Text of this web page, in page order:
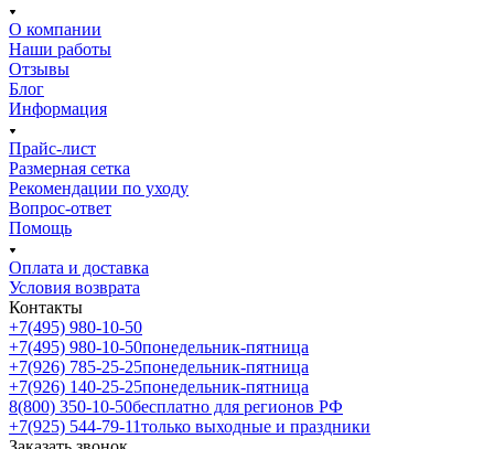
О компании
Наши работы
Отзывы
Блог
Информация
Прайс-лист
Размерная сетка
Рекомендации по уходу
Вопрос-ответ
Помощь
Оплата и доставка
Условия возврата
Контакты
+7(495) 980-10-50
+7(495) 980-10-50понедельник-пятница
+7(926) 785-25-25понедельник-пятница
+7(926) 140-25-25понедельник-пятница
8(800) 350-10-50бесплатно для регионов РФ
+7(925) 544-79-11только выходные и праздники